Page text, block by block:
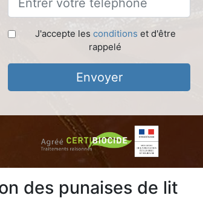
J'accepte les conditions et d'être
rappelé
Envoyer
des punaises de lit